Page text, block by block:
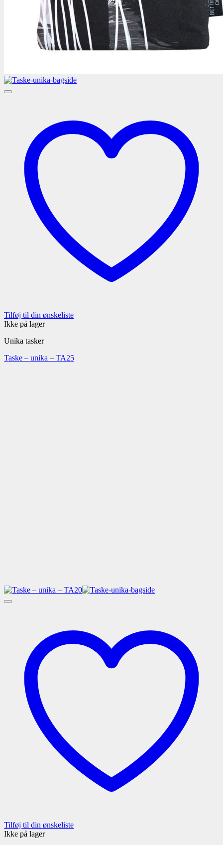
Tilføj til din ønskeliste
Ikke på lager
Unika tasker
Taske – unika – TA25
Tilføj til din ønskeliste
Ikke på lager